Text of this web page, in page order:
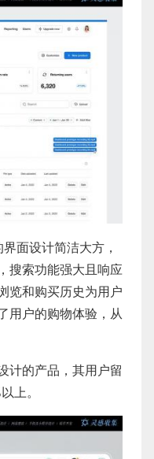
面设计简洁大方，
搜索功能强大且响应
览和购买历史为用户
用户的购物体验，从
计的产品，其用户留
上。